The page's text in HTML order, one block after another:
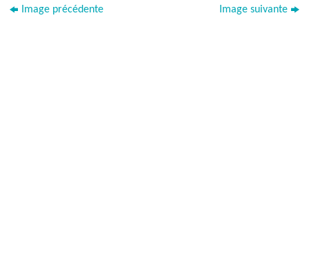
Image précédente Image suivante